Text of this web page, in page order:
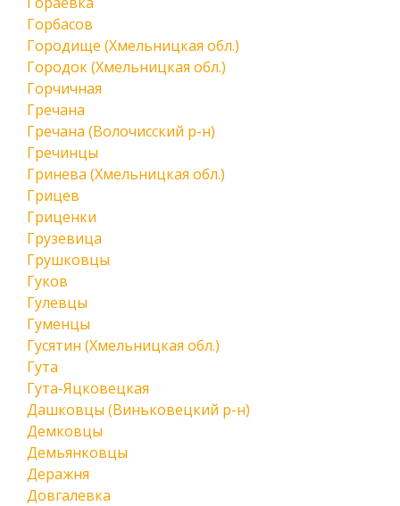
Горбасов
Городище (Хмельницкая обл.)
Городок (Хмельницкая обл.)
Горчичная
Гречана
Гречана (Волочисский р-н)
Гречинцы
Гринева (Хмельницкая обл.)
Грицев
Гриценки
Грузевица
Грушковцы
Гуков
Гулевцы
Гуменцы
Гусятин (Хмельницкая обл.)
Гута
Гута-Яцковецкая
Дашковцы (Виньковецкий р-н)
Демковцы
Демьянковцы
Деражня
Довгалевка